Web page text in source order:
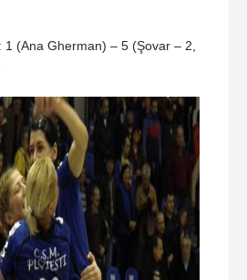
1 (Ana Gherman) – 5 (Şovar – 2,